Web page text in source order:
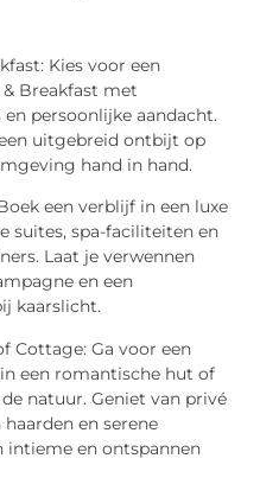
Kies voor een
Breakfast met
persoonlijke aandacht.
uitgebreid ontbijt op
hand in hand.
een verblijf in een luxe
suites, spa-faciliteiten en
Laat je verwennen
en een
kaarslicht.
Cottage: Ga voor een
een romantische hut of
natuur. Geniet van privé
en serene
intieme en ontspannen